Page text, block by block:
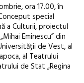
ora 17.00, în
special
a Culturii, proiectul
Eminescu” din
de Vest, al
al Teatrului
de Stat „Regina